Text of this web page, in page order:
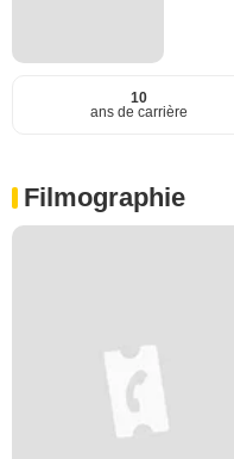
10
ans de carrière
Filmographie